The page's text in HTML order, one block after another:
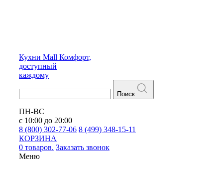
Кухни Mall Комфорт,
доступный
каждому
Поиск
ПН-ВС
с 10:00 до 20:00
8 (800) 302-77-06 8 (499) 348-15-11
КОРЗИНА
0 товаров. Заказать звонок
Меню